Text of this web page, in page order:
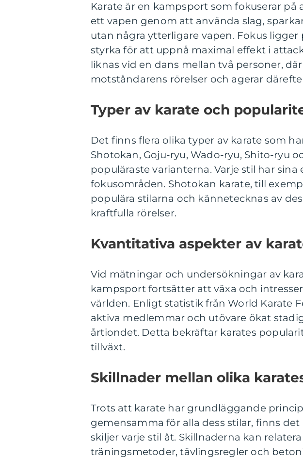
Karate är en kampsport som fokuserar
ett vapen genom att använda slag,
utan några ytterligare vapen. Fokus ligger
styrka för att uppnå maximal effekt i
liknas vid en dans mellan två personer,
motståndarens rörelser och agerar
Typer av karate och
Det finns flera olika typer av karate som
Shotokan, Goju-ryu, Wado-ryu, Shito-ryu
populäraste varianterna. Varje stil har
fokusområden. Shotokan karate, till
populära stilarna och kännetecknas av
kraftfulla rörelser.
Kvantitativa aspekter av
Vid mätningar och undersökningar av
kampsport fortsätter att växa och
världen. Enligt statistik från World Karate
aktiva medlemmar och utövare ökat
årtiondet. Detta bekräftar karates
tillväxt.
Skillnader mellan olika
Trots att karate har grundläggande
gemensamma för alla dess stilar, finns
skiljer varje stil åt. Skillnaderna kan
träningsmetoder, tävlingsregler och